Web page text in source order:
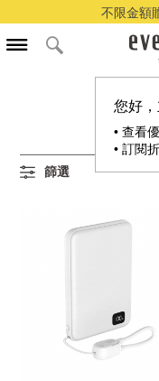
不限金額
您好
• 查看
• 訂閱
所
篩選